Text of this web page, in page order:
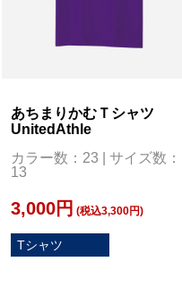
あちまりかむＴシャツ
UnitedAthle
カラー数：23 | サイズ数：
13
Tシャツ
3,000円 (税込3,300円)